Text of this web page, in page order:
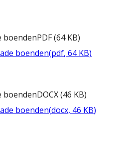
boendenPDF(64 KB)
boenden(pdf, 64 KB)
boendenDOCX(46 KB)
boenden(docx, 46 KB)